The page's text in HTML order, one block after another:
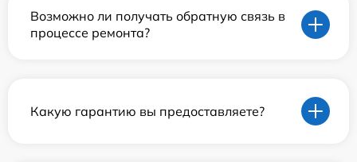
Возможно ли получать обратную связь в
процессе ремонта?
Какую гарантию вы предоставляете?